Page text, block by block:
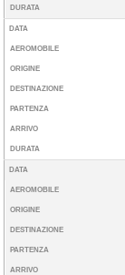
DURATA
DATA
AEROMOBILE
ORIGINE
DESTINAZIONE
PARTENZA
ARRIVO
DURATA
DATA
AEROMOBILE
ORIGINE
DESTINAZIONE
PARTENZA
ARRIVO